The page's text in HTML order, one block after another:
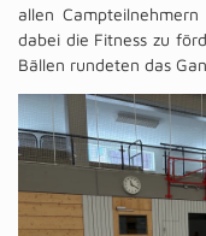
allen
dabei die Fitness zu
Bällen rundeten das